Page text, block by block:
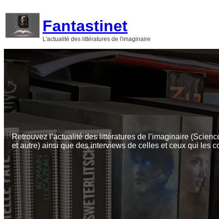
contenu
Fantastinet
L'actualité des littératures de l'imaginaire
Retrouvez l’actualité des littératures de l’imaginaire
et autre) ainsi que des interviews de celles et ceux qui les